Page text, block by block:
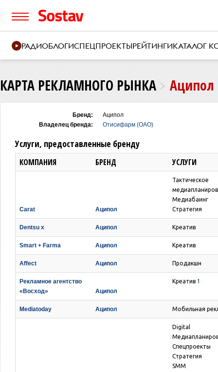
РАДИОБЛОГИСПЕЦПРОЕКТЫРЕЙТИНГИКАТАЛОГ
КАРТА РЕКЛАМНОГО РЫНКА Аципол
Бренд:
Аципол
Владелец бренда:
Отисифарм (ОАО)
Услуги, предоставленные бренду
КОМПАНИЯ БРЕНД УСЛУГИ
Carat Аципол
Тактическое
Медиабаинг
Стратегия
Dentsu x Аципол Креатив
Smart + Farma Аципол Креатив
Affect Аципол Продакшн
Рекламное агентство
«Восход»
Аципол
Креатив 1
Mediatoday Аципол Мобильная
Digital
Спецпроекты
Стратегия
SMM